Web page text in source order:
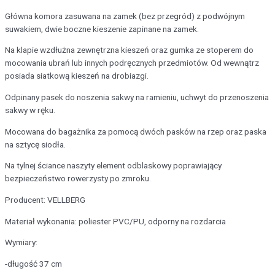
Główna komora zasuwana na zamek (bez przegród) z podwójnym
suwakiem, dwie boczne kieszenie zapinane na zamek.
Na klapie wzdłużna zewnętrzna kieszeń oraz gumka ze stoperem do
mocowania ubrań lub innych podręcznych przedmiotów. Od wewnątrz
posiada siatkową kieszeń na drobiazgi.
Odpinany pasek do noszenia sakwy na ramieniu, uchwyt do przenoszenia
sakwy w ręku.
Mocowana do bagażnika za pomocą dwóch pasków na rzep oraz paska
na sztycę siodła.
Na tylnej ściance naszyty element odblaskowy poprawiający
bezpieczeństwo rowerzysty po zmroku.
Producent: VELLBERG
Materiał wykonania: poliester PVC/PU, odporny na rozdarcia
Wymiary:
-długość 37 cm